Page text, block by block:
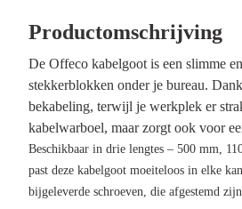
Productomschrijving
De Offeco kabelgoot is een slimme
stekkerblokken onder je bureau.
bekabeling, terwijl je werkplek er
kabelwarboel, maar zorgt ook voor
Beschikbaar in drie lengtes – 500 mm,
past deze kabelgoot moeiteloos in elke
bijgeleverde schroeven, die afgestemd